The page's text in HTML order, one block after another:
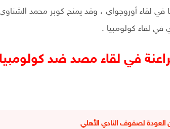
في لقاء أوروجواي ، وقد يمنح كوبر محمد
لقاء كولومبيا .
في لقاء مصد ضد كولومبيا
لصفوف النادي الأهلي